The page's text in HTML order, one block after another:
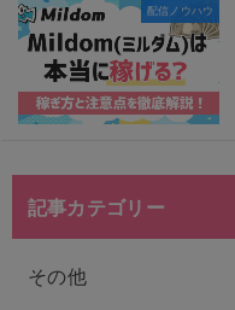
配信ノウハウ
記事カテゴリー
その他